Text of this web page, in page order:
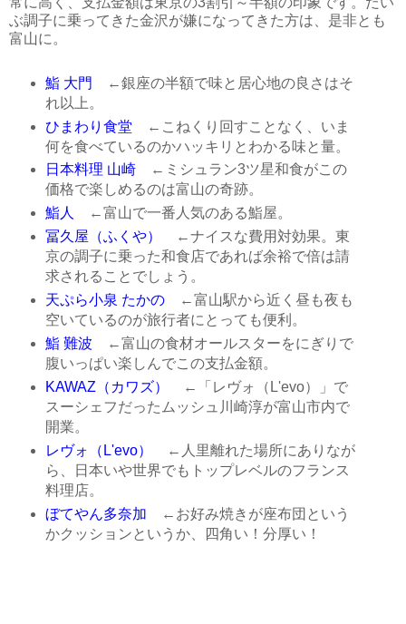
ぶ調子に乗ってきた金沢が嫌になってきた方は、是非とも
富山に。
鮨 大門 ←銀座の半額で味と居心地の良さはそ
れ以上。
ひまわり食堂 ←こねくり回すことなく、いま
何を食べているのかハッキリとわかる味と量。
日本料理 山崎←ミシュラン3ツ星和食がこの
価格で楽しめるのは富山の奇跡。
鮨人 ←富山で一番人気のある鮨屋。
冨久屋（ふくや）
←ナイスな費用対効果。東
京の調子に乗った和食店であれば余裕で倍は請
求されることでしょう。
天ぷら小泉 たかの←富山駅から近く昼も夜も
空いているのが旅行者にとっても便利。
鮨 難波 ←富山の食材オールスターをにぎりで
腹いっぱい楽しんでこの支払金額。
KAWAZ（カワズ）
←「レヴォ（L'evo）」で
スーシェフだったムッシュ川崎淳が富山市内で
開業。
レヴォ（L'evo）
←人里離れた場所にありなが
ら、日本いや世界でもトップレベルのフランス
料理店。
ぼてやん多奈加 ←お好み焼きが座布団という
かクッションというか、四角い！分厚い！